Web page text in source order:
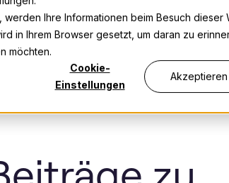
werden Ihre Informationen beim Besuch dieser
in Ihrem Browser gesetzt, um daran zu
möchten.
Cookie-
Einstellungen
Akzeptieren